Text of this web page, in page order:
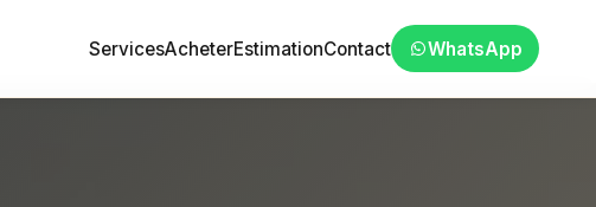
ServicesAcheterEstimationContact WhatsApp